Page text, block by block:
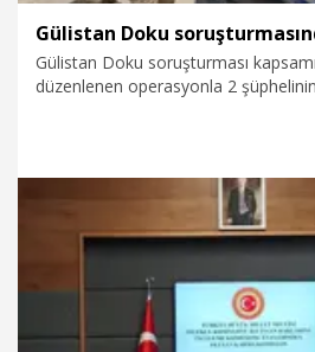
Gülistan Doku soruşturması
düzenlenen operasyonla 2 şüphelinin